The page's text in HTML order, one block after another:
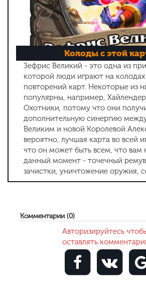
Колоды с этой
Зефрис Великий - это одна из
которой люди играют на колодах
повторений карт. Некоторые из
популярны, например,
Охотники, потому что они
дополнительную синергию
Великим и новой Королевой
вероятно, лучшая карта во всей
что он может быть всем, что вам
данный момент - точечный
зачистки, уничтожение оружия,
ваших существ и многое другое!
Комментарии (0)
Авторизируйтесь
оставлять